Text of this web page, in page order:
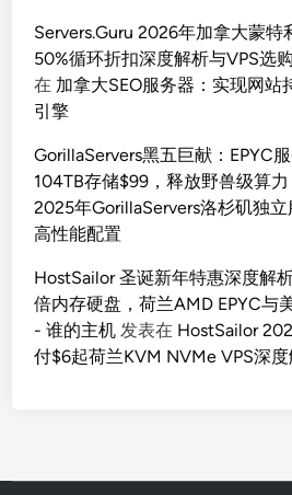
Servers.Guru 2026年加拿大蒙特
50%循环折扣深度解析与VPS选
在 加拿大SEO服务器：实现网站
引擎
GorillaServers黑五巨献：EPYC
104TB存储$99，释放野兽级算
2025年GorillaServers洛杉矶独
高性能配置
HostSailor 圣诞新年特惠深度解
倍内存硬盘，荷兰AMD EPYC与
- 谁的主机 发表在 HostSailor
付$6起荷兰KVM NVMe VPS深